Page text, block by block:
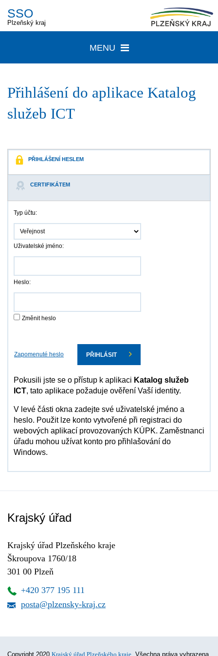
SSO
Plzeňský kraj
MENU
Přihlášení do aplikace Katalog
služeb ICT
PŘIHLÁŠENÍ HESLEM
CERTIFIKÁTEM
Typ účtu:
Uživatelské jméno:
Heslo:
Změnit heslo
Zapomenuté heslo PŘIHLÁSIT
Pokusili jste se o přístup k aplikaci Katalog služeb
ICT, tato aplikace požaduje ověření Vaší identity.
V levé části okna zadejte své uživatelské jméno a
heslo. Použit lze konto vytvořené při registraci do
webových aplikací provozovaných KÚPK. Zaměstnanci
úřadu mohou užívat konto pro přihlašování do
Windows.
Krajský úřad
Krajský úřad Plzeňského kraje
Škroupova 1760/18
301 00 Plzeň
+420 377 195 111
posta@plzensky-kraj.cz
Copyright 2020 Krajský úřad Plzeňského kraje . Všechna práva vyhrazena